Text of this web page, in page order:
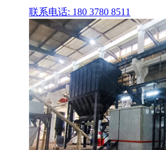
联系电话: 180 3780 8511